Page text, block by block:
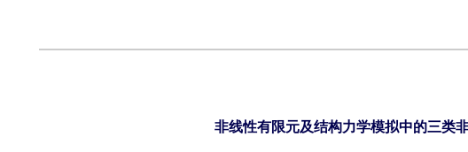
非线性有限元及结构力学模拟中的三类